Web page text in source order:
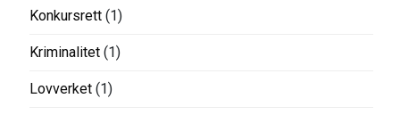
Konkursrett (1)
Kriminalitet (1)
Lovverket (1)